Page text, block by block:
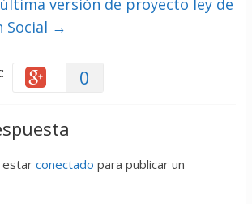
versión de proyecto ley de
Social →
0
estar conectado para publicar un